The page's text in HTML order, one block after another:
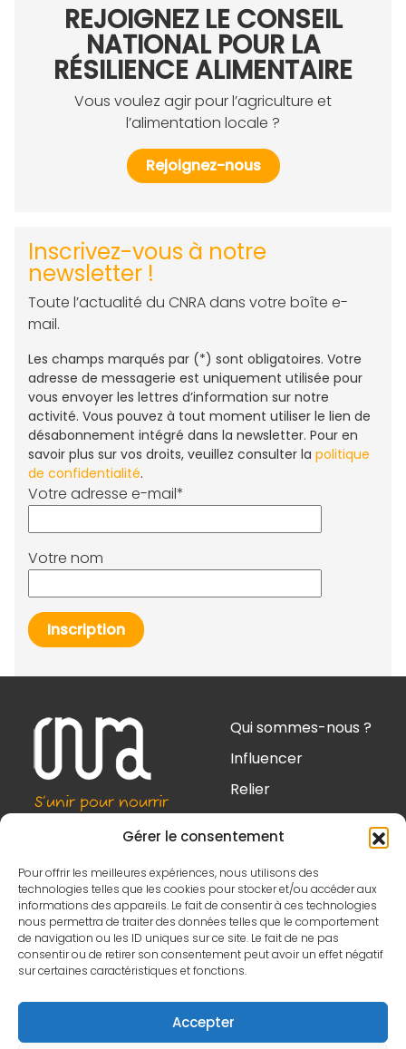
Gérer le consentement
Pour offrir les meilleures expériences, nous utilisons des
technologies telles que les cookies pour stocker et/ou accéder aux
informations des appareils. Le fait de consentir à ces technologies
nous permettra de traiter des données telles que le comportement
de navigation ou les ID uniques sur ce site. Le fait de ne pas
consentir ou de retirer son consentement peut avoir un effet négatif
sur certaines caractéristiques et fonctions.
Accepter
REJOIGNEZ LE CONSEIL
NATIONAL POUR LA
RÉSILIENCE ALIMENTAIRE
Vous voulez agir pour l’agriculture et
l’alimentation locale ?
Rejoignez-nous
Inscrivez-vous à notre
newsletter !
Toute l’actualité du CNRA dans votre boîte e-
mail.
Les champs marqués par (*) sont obligatoires. Votre
adresse de messagerie est uniquement utilisée pour
vous envoyer les lettres d’information sur notre
activité. Vous pouvez à tout moment utiliser le lien de
désabonnement intégré dans la newsletter. Pour en
savoir plus sur vos droits, veuillez consulter la politique
de confidentialité.
Votre adresse e-mail*
Votre nom
S’unir pour nourrir
Qui sommes-nous ?
Influencer
Relier
Outiller
102 C, rue Amelot
75 011 Paris
france.org